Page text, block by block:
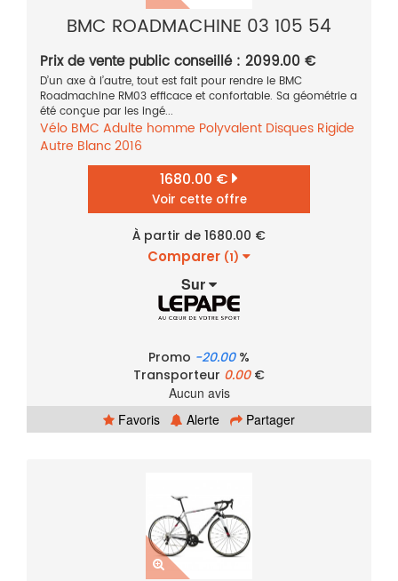
BMC ROADMACHINE 03 105 54
Prix de vente public conseillé : 2099.00 €
D’un axe à l’autre, tout est fait pour rendre le BMC
Roadmachine RM03 efficace et confortable. Sa géométrie a
été conçue par les ingé...
Vélo BMC Adulte homme Polyvalent Disques Rigide
Autre Blanc2016
1680.00 €
Voir cette offre
À partir de 1680.00 €
Comparer (1)
Sur
Promo -20.00%
Transporteur 0.00€
Aucun avis
Favoris
Alerte Partager